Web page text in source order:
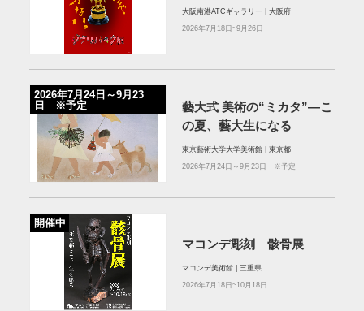
大阪南港ATCギャラリー | 大阪府
2026年7月18日~9月26日
2026年7月24日～9月23
日 ※予定
藝大式 美術の“ミカタ”―こ
の夏、藝大生になる
東京藝術大学大学美術館 | 東京都
2026年7月24日～9月23日 ※予定
開催中
マコンデ彫刻 骸骨展
マコンデ美術館 | 三重県
2026年7月18日~10月18日